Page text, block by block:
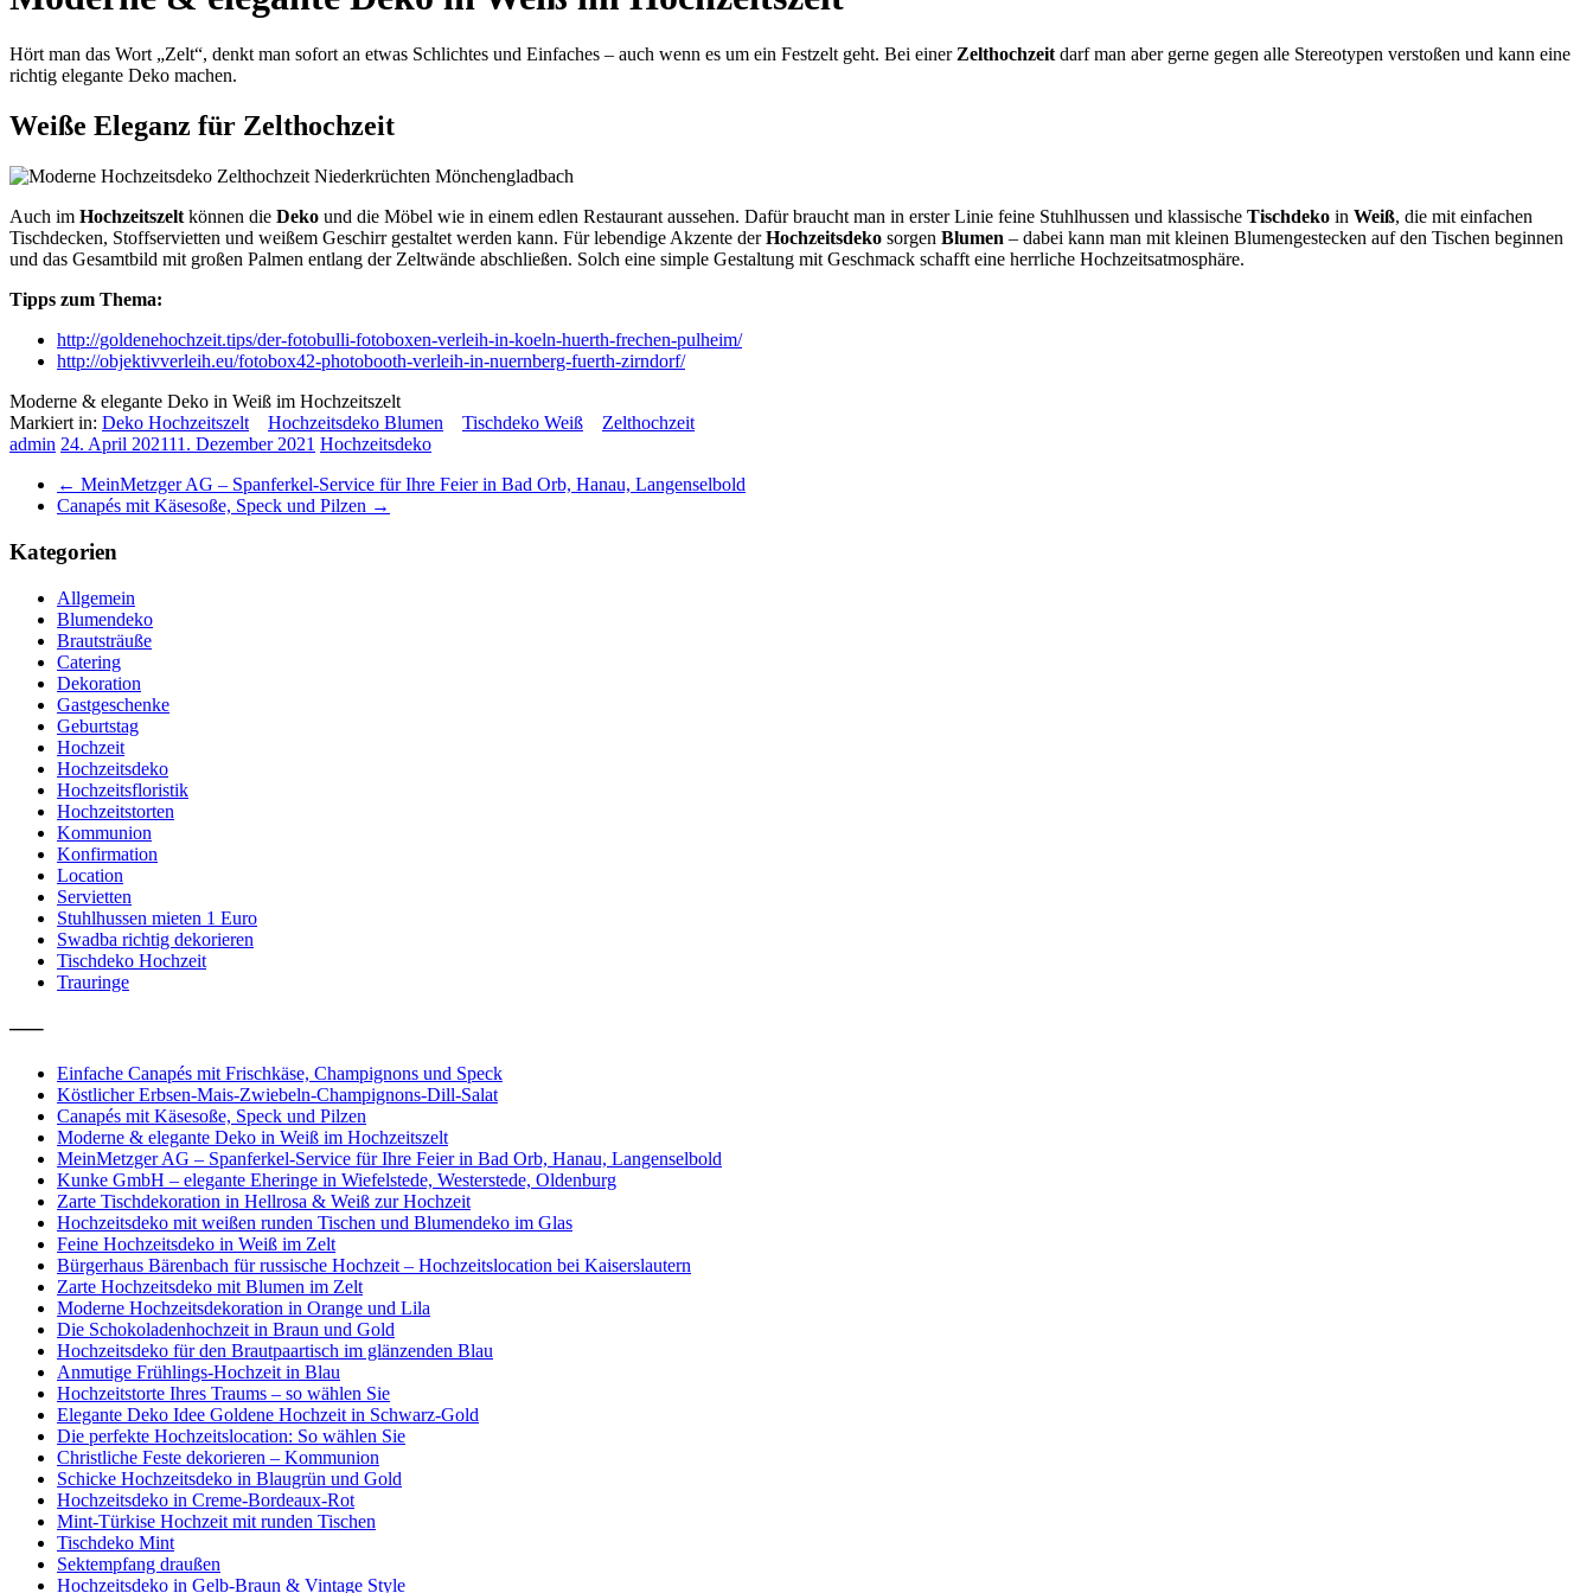
Hört man das Wort „Zelt“, denkt man sofort an etwas Schlichtes und Einfaches – auch wenn es um ein Festzelt geht. Bei einer Zelthochzeit darf man aber gerne gegen alle Stereotypen verstoßen und kann eine
richtig elegante Deko machen.
Weiße Eleganz für Zelthochzeit
Auch im Hochzeitszelt ​ können die Deko und die Möbel wie in einem edlen Restaurant aussehen. Dafür braucht man in erster Linie feine Stuhlhussen und klassische Tischdeko in Weiß, die mit einfachen
Tischdecken, Stoffservietten und weißem Geschirr gestaltet werden kann. Für lebendige Akzente derHochzeitsdeko sorgen Blumen – dabei kann man mit kleinen Blumengestecken auf den Tischen beginnen
und das Gesamtbild mit großen Palmen entlang der Zeltwände abschließen. Solch eine simple Gestaltung mit Geschmack schafft eine herrliche Hochzeitsatmosphäre.
Tipps zum Thema:
http://goldenehochzeit.tips/der-fotobulli-fotoboxen-verleih-in-koeln-huerth-frechen-pulheim/
http://objektivverleih.eu/fotobox42-photobooth-verleih-in-nuernberg-fuerth-zirndorf/
Moderne & elegante Deko in Weiß im Hochzeitszelt
Markiert in: Deko Hochzeitszelt Hochzeitsdeko Blumen Tischdeko Weiß
Zelthochzeit
admin 24. April 202111. Dezember 2021 Hochzeitsdeko
← MeinMetzger AG – Spanferkel-Service für Ihre Feier in Bad Orb, Hanau, Langenselbold
Canapés mit Käsesoße, Speck und Pilzen →
Kategorien
Allgemein
Blumendeko
Brautsträuße
Catering
Dekoration
Gastgeschenke
Geburtstag
Hochzeit
Hochzeitsdeko
Hochzeitsfloristik
Hochzeitstorten
Kommunion
Konfirmation
Location
Servietten
Stuhlhussen mieten 1 Euro
Swadba richtig dekorieren
Tischdeko Hochzeit
Trauringe
—–
Einfache Canapés mit Frischkäse, Champignons und Speck
Köstlicher Erbsen-Mais-Zwiebeln-Champignons-Dill-Salat
Canapés mit Käsesoße, Speck und Pilzen
Moderne & elegante Deko in Weiß im Hochzeitszelt
MeinMetzger AG – Spanferkel-Service für Ihre Feier in Bad Orb, Hanau, Langenselbold
Kunke GmbH – elegante Eheringe in Wiefelstede, Westerstede, Oldenburg
Zarte Tischdekoration in Hellrosa & Weiß zur Hochzeit
Hochzeitsdeko mit weißen runden Tischen und Blumendeko im Glas
Feine Hochzeitsdeko in Weiß im Zelt
Bürgerhaus Bärenbach für russische Hochzeit – Hochzeitslocation bei Kaiserslautern
Zarte Hochzeitsdeko mit Blumen im Zelt
Moderne Hochzeitsdekoration in Orange und Lila
Die Schokoladenhochzeit in Braun und Gold
Hochzeitsdeko für den Brautpaartisch im glänzenden Blau
Anmutige Frühlings-Hochzeit in Blau
Hochzeitstorte Ihres Traums – so wählen Sie
Elegante Deko Idee Goldene Hochzeit in Schwarz-Gold
Die perfekte Hochzeitslocation: So wählen Sie
Christliche Feste dekorieren – Kommunion
Schicke Hochzeitsdeko in Blaugrün und Gold
Hochzeitsdeko in Creme-Bordeaux-Rot
Mint-Türkise Hochzeit mit runden Tischen
Tischdeko Mint
Sektempfang draußen
Hochzeitsdeko in Gelb-Braun & Vintage Style